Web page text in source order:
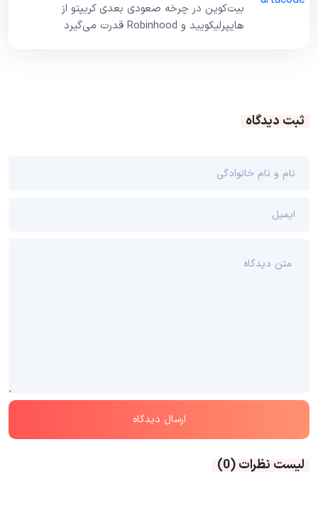
بیت‌کوین در چرخه صعودی بعدی کریپتو از
هایپرلیکویید و Robinhood قدرت می‌گیرد
ثبت دیدگاه
لیست نظرات(0)